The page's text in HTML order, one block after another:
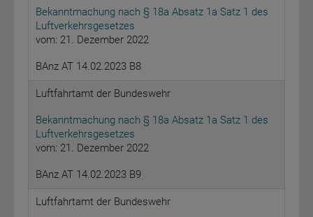
Bekanntmachung nach § 18a Absatz 1a Satz 1 des
Luftverkehrsgesetzes
vom: 21. Dezember 2022
BAnz AT 14.02.2023 B8
Luftfahrtamt der Bundeswehr
Bekanntmachung nach § 18a Absatz 1a Satz 1 des
Luftverkehrsgesetzes
vom: 21. Dezember 2022
BAnz AT 14.02.2023 B9
Luftfahrtamt der Bundeswehr